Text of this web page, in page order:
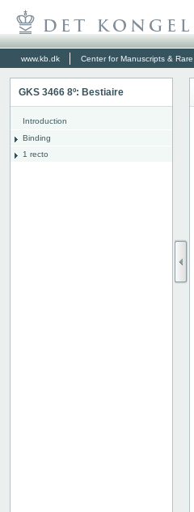
www.kb.dk Center for Manuscripts &
GKS 3466 8º: Bestiaire
Introduction
Binding
1 recto